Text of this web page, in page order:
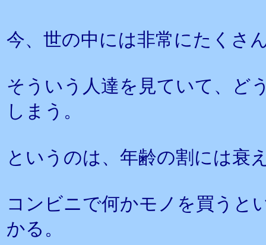
今、世の中には非常にたくさ
そういう人達を見ていて、ど
しまう。
というのは、年齢の割には衰
コンビニで何かモノを買うと
かる。